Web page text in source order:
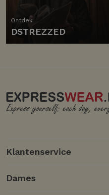
Ontdek
DSTREZZED
Klantenservice
Dames